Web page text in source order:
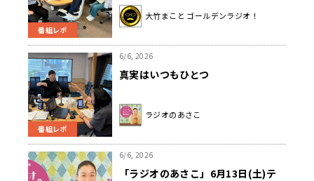
番組レポ
の葛西リサさんでした！
大竹まこと ゴールデンラジオ！
番組レポ
6/6, 2026
真実はいつもひとつ
ラジオのあさこ
6/6, 2026
「ラジオのあさこ」6月13日(土)テ